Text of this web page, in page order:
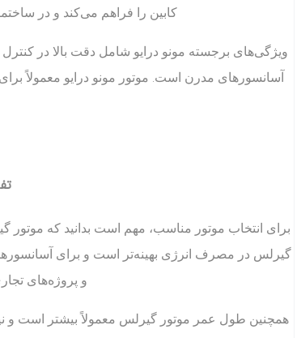
کابین را فراهم می‌کند و در
ویژگی‌های برجسته مونو درایو شامل دقت بالا در
آسانسورهای مدرن است. موتور مونو درایو معمولاً
برای انتخاب موتور مناسب، مهم است بدانید که موتور
گیرلس در مصرف انرژی بهینه‌تر است و برای
و پروژه‌های
همچنین طول عمر موتور گیرلس معمولاً بیشتر است و